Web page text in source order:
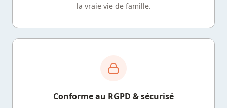
la vraie vie de famille.
Conforme au RGPD & sécurisé